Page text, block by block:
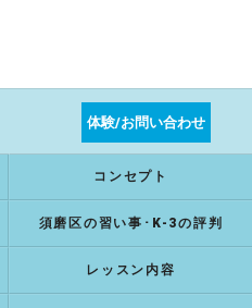
体験/お問い合わせ
コンセプト
須磨区の習い事･K-3の評判
レッスン内容